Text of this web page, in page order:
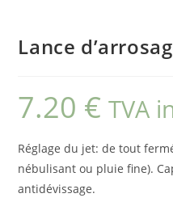
Lance
7.20 € TVA
Réglage du jet: de tout
nébulisant ou pluie fine).
antidévissage.